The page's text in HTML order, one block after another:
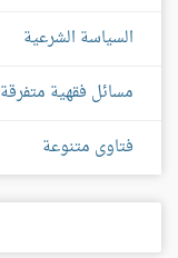
السياسة الشرعية
مسائل فقهية متفرقة
فتاوى متنوعة